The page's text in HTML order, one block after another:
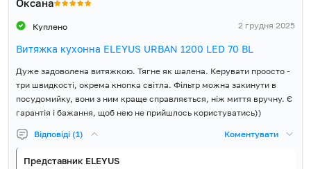
Куплено 2 грудня 2025
Витяжка кухонна ELEYUS URBAN 1200 LED 70 BL
Дуже задоволена витяжкою. Тягне як шалена. Керувати проосто -
три швидкості, окрема кнопка світла. Фільтр можна закинути в
посудомийку, вони з ним краще справляється, ніж миття вручну. Є
гарантія і бажання, щоб нею не прийшлось користуватись))
Відповіді (1) Коментувати
Представник ELEYUS